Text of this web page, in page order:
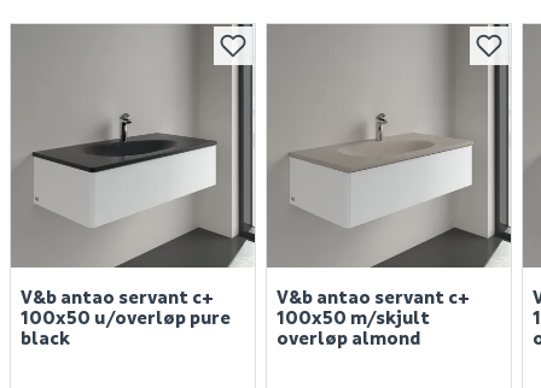
V&b antao servant c+
100x50 u/overløp pure
black
V&b antao servant c+
100x50 m/skjult
overløp almond